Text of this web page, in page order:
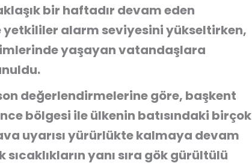
bir haftadır devam eden
yetkililer alarm seviyesini yükseltirken,
yaşayan vatandaşlara
değerlendirmelerine göre, başkent
bölgesi ile ülkenin batısındaki birçok
uyarısı yürürlükte kalmaya devam
yanı sıra gök gürültülü